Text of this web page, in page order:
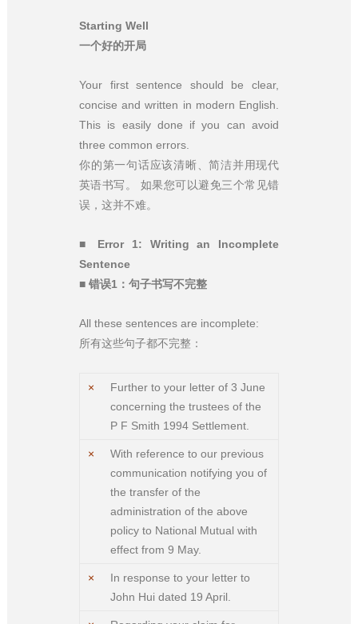
Starting Well
一个好的开局
Your first sentence should be clear,
concise and written in modern English.
This is easily done if you can avoid
three common errors.
你的第一句话应该清晰、简洁并用现代
英语书写。 如果您可以避免三个常见错
误，这并不难。
■ Error 1: Writing an Incomplete
Sentence
■ 错误1：句子书写不完整
All these sentences are incomplete:
所有这些句子都不完整：
×
Further to your letter of 3 June
concerning the trustees of the
P F Smith 1994 Settlement.
×
With reference to our previous
communication notifying you of
the transfer of the
administration of the above
policy to National Mutual with
effect from 9 May.
×
In response to your letter to
John Hui dated 19 April.